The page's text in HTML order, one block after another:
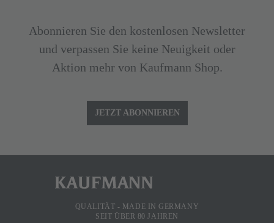
Abonnieren Sie den kostenlosen Newsletter
und verpassen Sie keine Neuigkeit oder
Aktion mehr von Kaufmann Shop.
JETZT ABONNIEREN
QUALITÄT - MADE IN GERMANY
SEIT ÜBER 80 JAHREN